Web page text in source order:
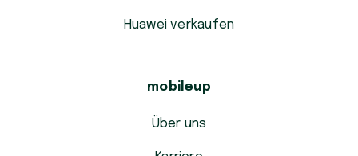
Huawei verkaufen
mobileup
Über uns